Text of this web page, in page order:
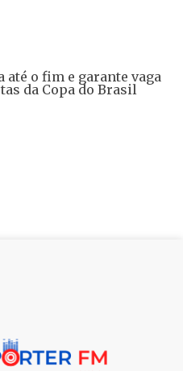
até o fim e garante vaga
da Copa do Brasil